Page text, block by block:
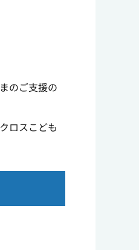
のご支援の
ロスこども